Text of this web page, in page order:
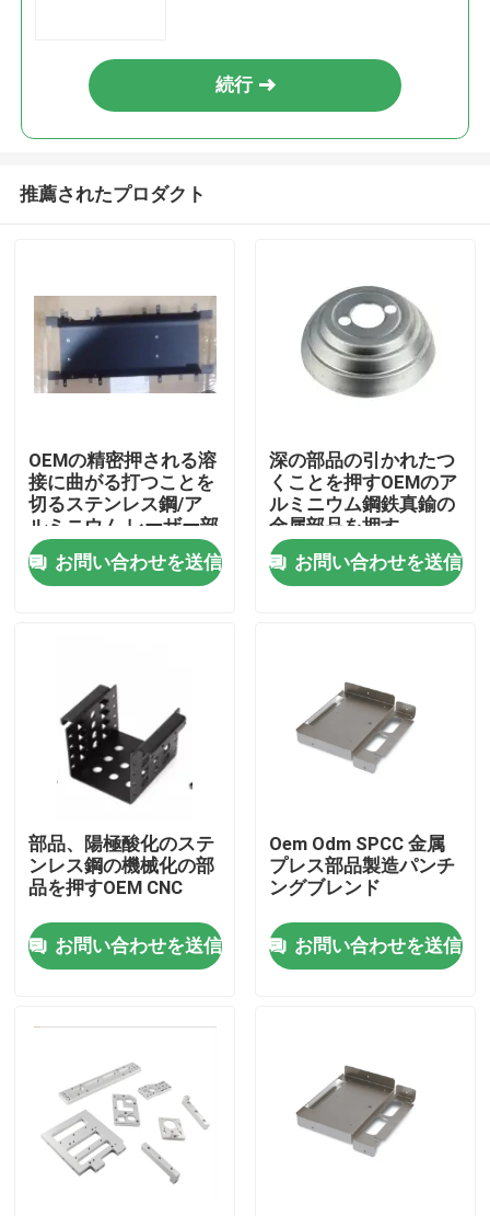
家
VRショー
私達について
工場旅行
品質管理
ニュース
場合
続行
推薦されたプロダクト
OEMの精密押される溶
接に曲がる打つことを
切るステンレス鋼/ア
ルミニウム レーザー部
分を押す
お問い合わせを送信
深の部品の引かれたつ
くことを押すOEMのア
ルミニウム鋼鉄真鍮の
金属部品を押す
お問い合わせを送信
部品、陽極酸化のステ
ンレス鋼の機械化の部
品を押すOEM CNC
お問い合わせを送信
Oem Odm SPCC 金属
プレス部品製造パンチ
ングブレンド
お問い合わせを送信